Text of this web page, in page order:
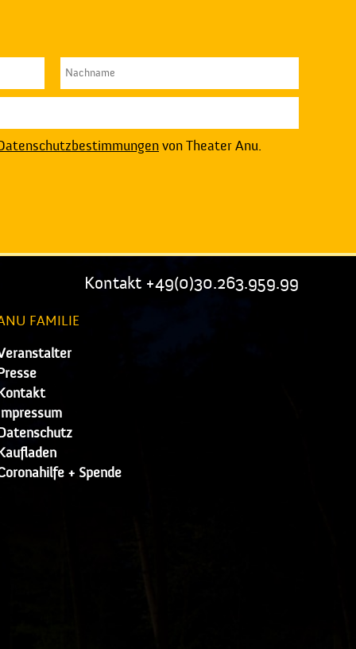
von Theater Anu.
Kontakt +49(0)30.263.959.99
FAMILIE
+ Spende